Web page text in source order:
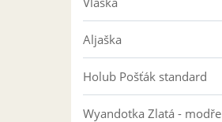
Aljaška
Holub Pošťák standard
Wyandotka Zlatá - modře